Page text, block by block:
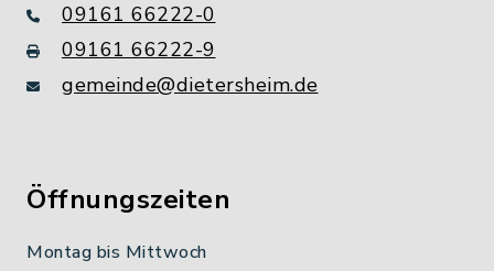
09161 66222-0
09161 66222-9
gemeinde@dietersheim.de
Öffnungszeiten
Montag bis Mittwoch